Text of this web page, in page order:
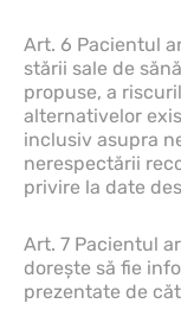
Art. 6 Pacientul
stării sale de
propuse, a
alternativelor
inclusiv asupra
nerespectării
privire la date
Art. 7 Pacientul
doreşte să fie
prezentate de